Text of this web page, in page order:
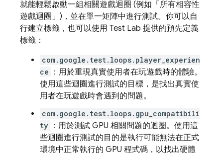
就能輕鬆啟動一組相關遊戲迴圈 (例如「所有相容性
遊戲迴圈」)，並在單一矩陣中進行測試。你可以自
行建立標籤，也可以使用 Test Lab 提供的預先定義
標籤：
com.google.test.loops.player_experien
ce
：用於重現真實使用者在玩遊戲時的體驗。
使用這些迴圈進行測試的目標，是找出真實使
用者在玩遊戲時會遇到的問題。
com.google.test.loops.gpu_compatibili
ty ：用於測試 GPU 相關問題的迴圈。使用這
些迴圈進行測試的目的是執行可能無法在正式
環境中正常執行的 GPU 程式碼，以找出硬體